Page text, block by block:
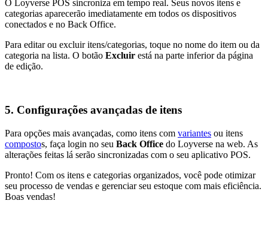
O Loyverse POS sincroniza em tempo real. Seus novos itens e
categorias aparecerão imediatamente em todos os dispositivos
conectados e no Back Office.
Para editar ou excluir itens/categorias, toque no nome do item ou da
categoria na lista. O botão Excluir está na parte inferior da página
de edição.
5. Configurações avançadas de itens
Para opções mais avançadas, como itens com variantes ou itens
compostos, faça login no seu Back Office do Loyverse na web. As
alterações feitas lá serão sincronizadas com o seu aplicativo POS.
Pronto! Com os itens e categorias organizados, você pode otimizar
seu processo de vendas e gerenciar seu estoque com mais eficiência.
Boas vendas!